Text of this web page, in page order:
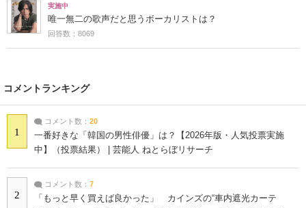
実施中
唯一無二の歌声だと思うボーカリストは？
回答数：8069
コメントランキング
1
コメント数： 20
一番好きな「韓国の男性俳優」は？【2026年版・人気投票実施
中】（投票結果） | 芸能人 ねとらぼリサーチ
2
コメント数： 7
「もっと早く買えば良かった」 カインズの“車内遮光カーテ